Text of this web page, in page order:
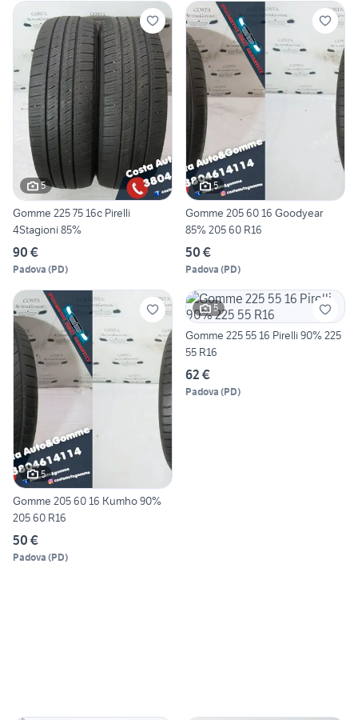
5
Gomme 225 75 16c Pirelli
4Stagioni 85%
90 €
Padova (PD)
5
Gomme 205 60 16 Goodyear
85% 205 60 R16
50 €
Padova (PD)
5
Gomme 205 60 16 Kumho 90%
205 60 R16
50 €
Padova (PD)
5
Gomme 225 55 16 Pirelli 90% 225
55 R16
62 €
Padova (PD)